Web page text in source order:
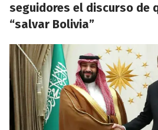
seguidores el discurso de
“salvar Bolivia”